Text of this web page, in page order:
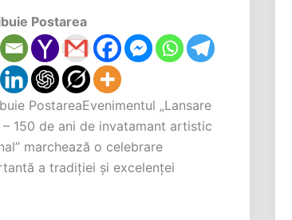
Postarea
PostareaEvenimentul „Lansare
150 de ani de invatamant artistic
marchează o celebrare
a tradiției și excelenței